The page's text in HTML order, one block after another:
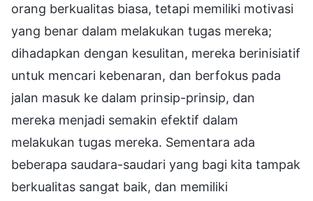
orang berkualitas biasa, tetapi memiliki motivasi
yang benar dalam melakukan tugas mereka;
dihadapkan dengan kesulitan, mereka berinisiatif
untuk mencari kebenaran, dan berfokus pada
jalan masuk ke dalam prinsip-prinsip, dan
mereka menjadi semakin efektif dalam
melakukan tugas mereka. Sementara ada
beberapa saudara-saudari yang bagi kita tampak
berkualitas sangat baik, dan memiliki